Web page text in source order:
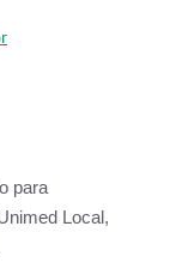
para
Local,